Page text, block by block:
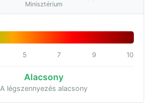
Minisztérium
5 7 9 10
Alacsony
A légszennyezés alacsony